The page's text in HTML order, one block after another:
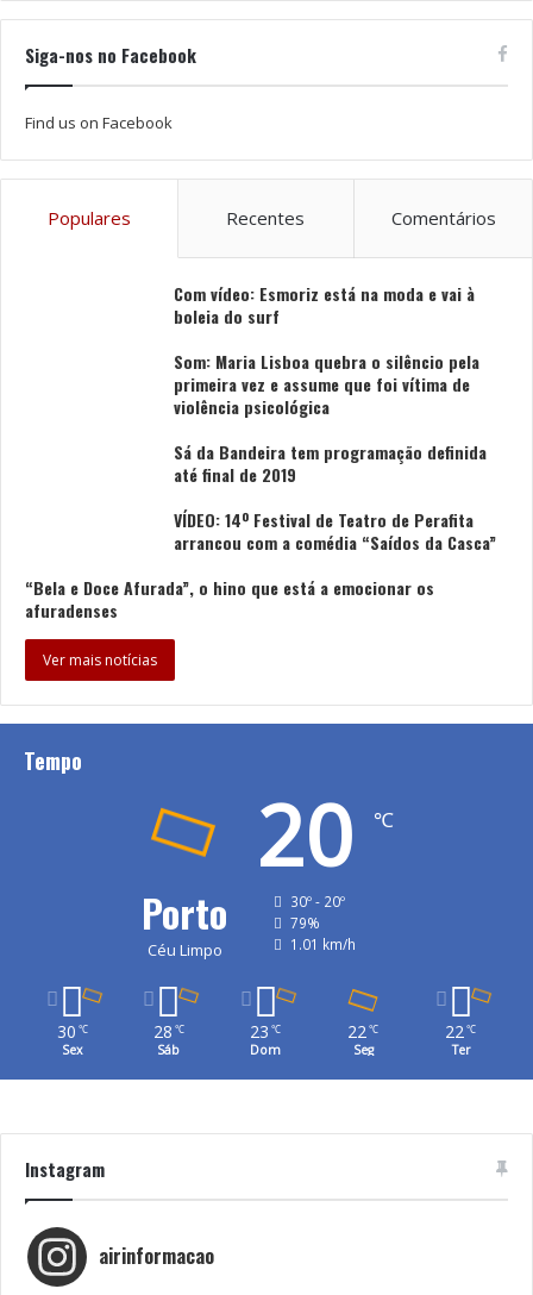
Siga-nos no Facebook
Find us on Facebook
Populares Recentes Comentários
Com vídeo: Esmoriz está na moda e vai à
boleia do surf
Som: Maria Lisboa quebra o silêncio pela
primeira vez e assume que foi vítima de
violência psicológica
Sá da Bandeira tem programação definida
até final de 2019
VÍDEO: 14º Festival de Teatro de Perafita
arrancou com a comédia “Saídos da Casca”
“Bela e Doce Afurada”, o hino que está a emocionar os
afuradenses
Ver mais notícias
Tempo
Porto
Céu Limpo
20 ℃
30º - 20º
79%
1.01 km/h
30 ℃
Sex
28 ℃
Sáb
23 ℃
Dom
22℃
Seg
22℃
Ter
Instagram
airinformacao